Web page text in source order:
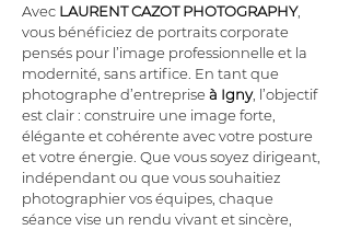
Avec LAURENT CAZOT PHOTOGRAPHY,
vous bénéficiez de portraits corporate
pensés pour l’image professionnelle et la
modernité, sans artifice. En tant que
photographe d’entreprise à Igny, l’objectif
est clair : construire une image forte,
élégante et cohérente avec votre posture
et votre énergie. Que vous soyez dirigeant,
indépendant ou que vous souhaitiez
photographier vos équipes, chaque
séance vise un rendu vivant et sincère,